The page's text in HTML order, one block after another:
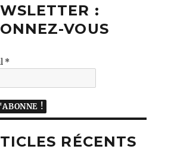
:
VOUS
*
RÉCENTS